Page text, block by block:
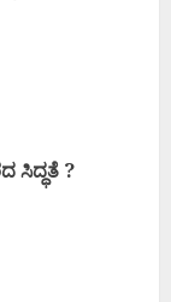
ಸಿದ್ಧತೆ ?